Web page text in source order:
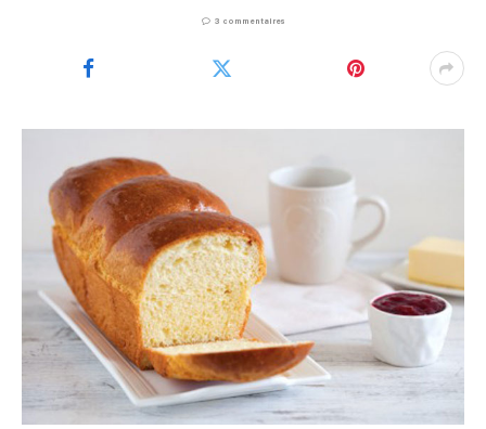
3 commentaires